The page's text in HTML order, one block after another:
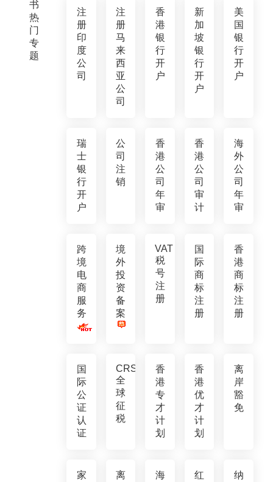
书
热
门
专
题
注
册
印
度
公
司
注
册
马
来
西
亚
公
司
香
港
银
行
开
户
新
加
坡
银
行
开
户
美
国
银
行
开
户
瑞
士
银
行
开
户
公
司
注
销
香
港
公
司
年
审
香
港
公
司
审
计
海
外
公
司
年
审
跨
境
电
商
服
务
境
外
投
资
备
案
VAT
税
号
注
册
国
际
商
标
注
册
香
港
商
标
注
册
国
际
公
证
认
证
CRS
全
球
征
税
香
港
专
才
计
划
香
港
优
才
计
划
离
岸
豁
免
家
离
海
红
纳